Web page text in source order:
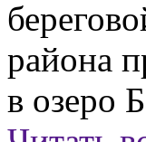
района
в озеро